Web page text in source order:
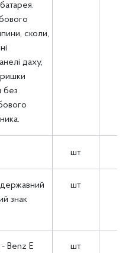
сколи,
даху,
без
шт
знак
шт
Benz E
шт